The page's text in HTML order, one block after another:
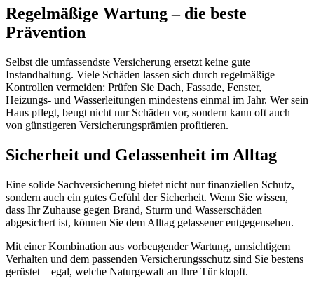
Regelmäßige Wartung – die beste
Prävention
Selbst die umfassendste Versicherung ersetzt keine gute
Instandhaltung. Viele Schäden lassen sich durch regelmäßige
Kontrollen vermeiden: Prüfen Sie Dach, Fassade, Fenster,
Heizungs- und Wasserleitungen mindestens einmal im Jahr. Wer sein
Haus pflegt, beugt nicht nur Schäden vor, sondern kann oft auch
von günstigeren Versicherungsprämien profitieren.
Sicherheit und Gelassenheit im Alltag
Eine solide Sachversicherung bietet nicht nur finanziellen Schutz,
sondern auch ein gutes Gefühl der Sicherheit. Wenn Sie wissen,
dass Ihr Zuhause gegen Brand, Sturm und Wasserschäden
abgesichert ist, können Sie dem Alltag gelassener entgegensehen.
Mit einer Kombination aus vorbeugender Wartung, umsichtigem
Verhalten und dem passenden Versicherungsschutz sind Sie bestens
gerüstet – egal, welche Naturgewalt an Ihre Tür klopft.